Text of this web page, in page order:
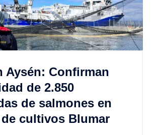
Aysén: Confirman
de 2.850
de salmones en
cultivos Blumar